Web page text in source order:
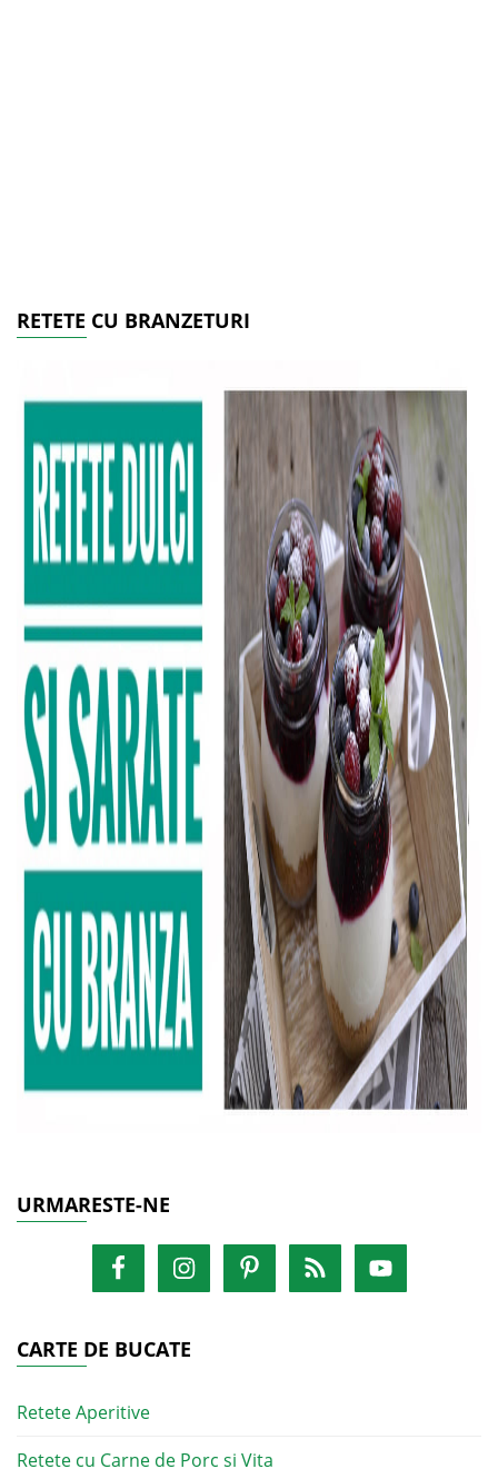
RETETE CU BRANZETURI
URMARESTE-NE
CARTE DE BUCATE
Retete Aperitive
Retete cu Carne de Porc si Vita